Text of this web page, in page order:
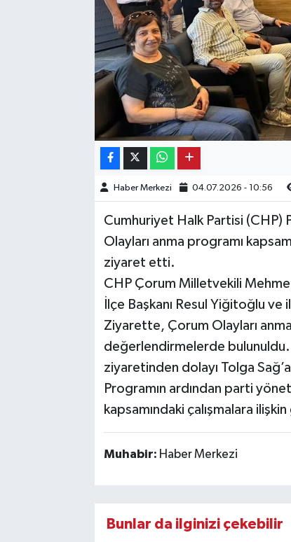
Haber Merkezi 04.07.2026 - 10:56
Cumhuriyet Halk Partisi (CHP)
Olayları anma programı
ziyaret etti.
CHP Çorum Milletvekili
İlçe Başkanı Resul Yiğitoğlu
Ziyarette, Çorum Olayları
değerlendirmelerde
ziyaretinden dolayı Tolga
Programın ardından parti
kapsamındaki çalışmalara
Muhabir: Haber Merkezi
Bunlar da ilginizi çekebilir
Osmancık